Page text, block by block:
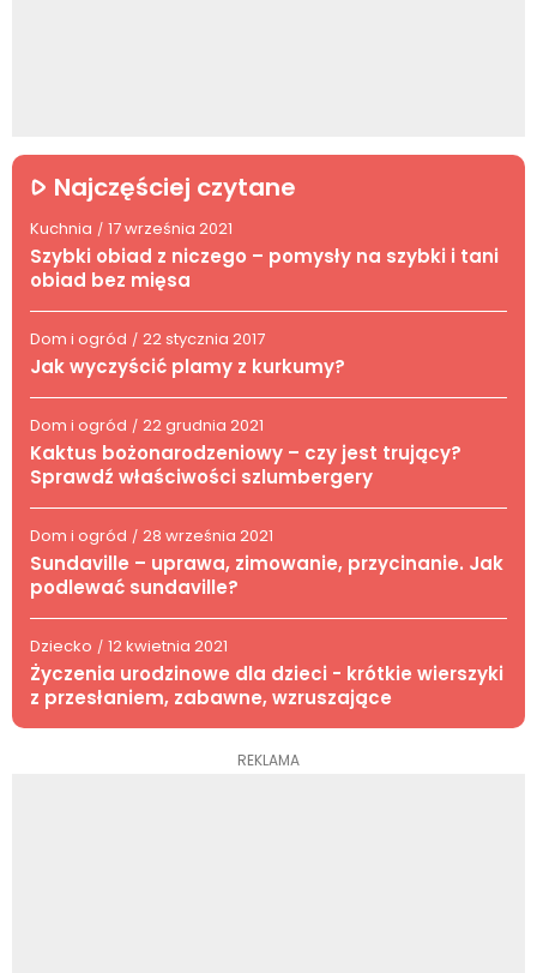
Najczęściej czytane
Kuchnia / 17 września 2021
Szybki obiad z niczego – pomysły na szybki i tani
obiad bez mięsa
Dom i ogród / 22 stycznia 2017
Jak wyczyścić plamy z kurkumy?
Dom i ogród / 22 grudnia 2021
Kaktus bożonarodzeniowy – czy jest trujący?
Sprawdź właściwości szlumbergery
Dom i ogród / 28 września 2021
Sundaville – uprawa, zimowanie, przycinanie. Jak
podlewać sundaville?
Dziecko / 12 kwietnia 2021
Życzenia urodzinowe dla dzieci - krótkie wierszyki
z przesłaniem, zabawne, wzruszające
REKLAMA